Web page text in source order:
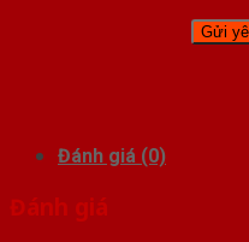
Đánh giá (0)
Đánh giá